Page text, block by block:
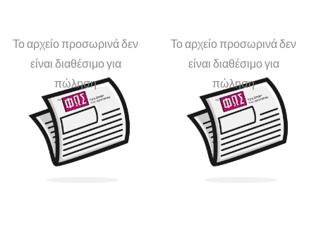
Το αρχείο προσωρινά δεν
είναι διαθέσιμο για
πώληση
Το αρχείο προσωρινά δεν
είναι διαθέσιμο για
πώληση